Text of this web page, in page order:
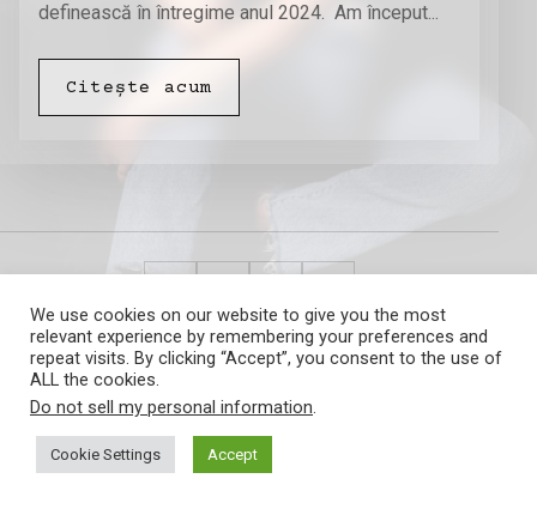
definească în întregime anul 2024. Am început...
Citește acum
Amalia Barna
We use cookies on our website to give you the most
relevant experience by remembering your preferences and
repeat visits. By clicking “Accept”, you consent to the use of
ALL the cookies.
Do not sell my personal information.
Cookie Settings Accept